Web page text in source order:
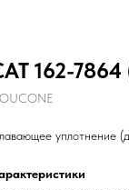
162-
уплотнение